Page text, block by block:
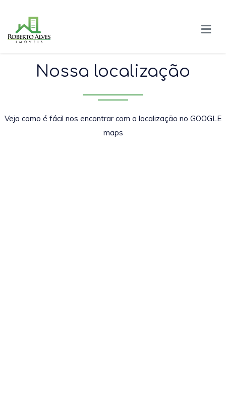
Nossa localização
Veja como é fácil nos encontrar com a localização no GOOGLE
maps